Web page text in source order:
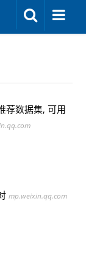
荐数据集, 可用
mp.weixin.qq.com